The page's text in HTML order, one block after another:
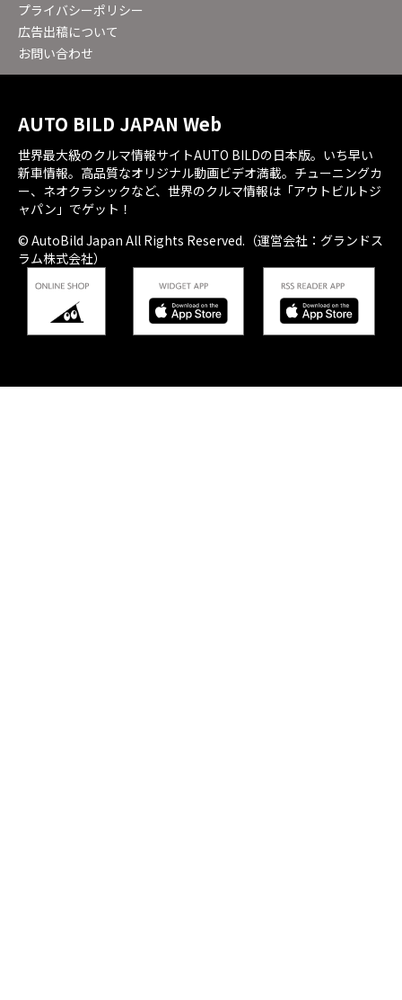
プライバシーポリシー
広告出稿について
お問い合わせ
AUTO BILD JAPAN Web
世界最大級のクルマ情報サイトAUTO BILDの日本版。いち早い
新車情報。高品質なオリジナル動画ビデオ満載。チューニングカ
ー、ネオクラシックなど、世界のクルマ情報は「アウトビルトジ
ャパン」でゲット！
© AutoBild Japan All Rights Reserved.（運営会社：グランドス
ラム株式会社）